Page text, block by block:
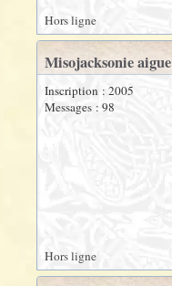
Hors ligne
Misojacksonie aigue
Inscription : 2005
Messages : 98
Hors ligne